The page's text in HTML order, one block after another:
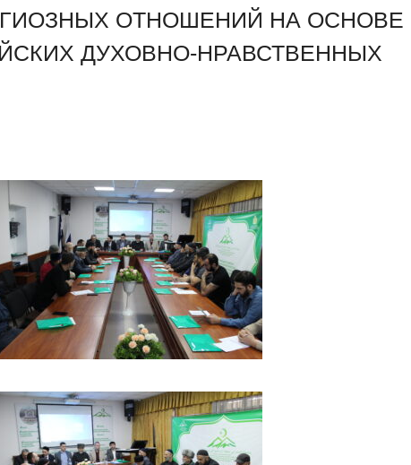
ОТНОШЕНИЙ НА ОСНОВЕ
ДУХОВНО-НРАВСТВЕННЫХ